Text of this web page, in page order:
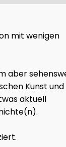
mit wenigen
aber
Kunst und
aktuell